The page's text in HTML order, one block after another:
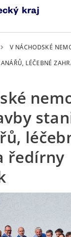
V NÁCHODSKÉ
LÉČEBNÉ
ředírny